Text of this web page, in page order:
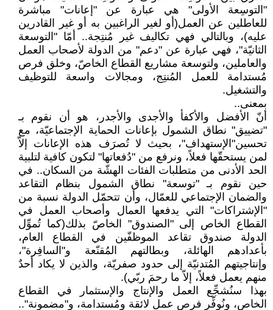
"التوسِعة الأولى" هي عبارة عن "إعانات" مباشرة
للعاطلين عن العمل(أو لغير الراغبين به أو غير القادرين
عليه)، وبالتالي فهي تكاليف غير مُنتِجة.. أمّا "التوسعة
الثانيّة"، فهي عبارة عن "دعم" من الدولة لأصحاب العمل
والعاملين، ولتوسعة مشاريع القطاع الخاصّ، وخلق فرص
مُستدامة للعمل المُنتِج، ومجالات واسعة للتوظيف
والتشغيل.
بمعنى..
أنّ الأفضل والأكفأ والأجدى والأجدر، هو أن نقوم بـ
"تضييق" نطاق الشمول بإعانات الحماية الإجتماعيّة، مع
تحسين"الإستهداف"، بحيث لا تُصرَف هذه الإعانات إلاّ
لمن يستحقّها فعلاً، ونرفع من "دُفعاتها" لتكون كافية لتلبية
الحد الأدنى من متطلبات الفئات الهشّة من السكان.. في
حين نقوم بـ "توسعة" نطاق الشمول بنظام التقاعد
والضمان الإجتماعي للعمّال، وأن تتحمّل الدولة نسبة من
"الإشتراكات" التي يدفعها العمال وأصحاب العمل في
القطاع الخاص إلى "الصندوق" الخاصّ بذلك(كما تُموِّل
الدولة صندوق تقاعد الموظفّين في القطاع العام،
بأعدادهم الهائلة، وبطالتهم المُقنّعة و"السافِرة"،
وإنتاجيتهم المُتدنيّة إلى حدود صفريّة، والذين لا يكاد أحدٌ
منهم يعمل فعلاً، إلاّ ما رحمَ ربّي).
بهذا سنُشجِّع العمل والإنتاج والإستثمار في القطاع
الخاص، ونُوفِّر فرص عمل لائقة ومُستدامة، و"مضمونة"..